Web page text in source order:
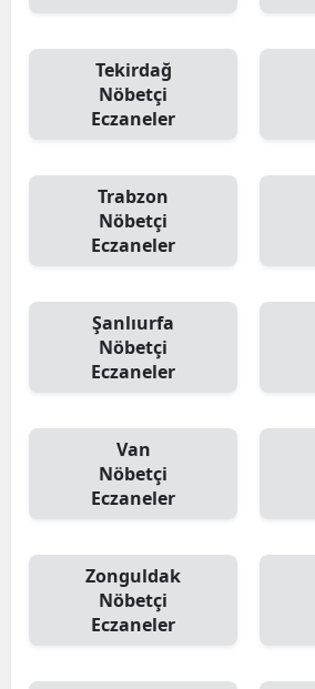
Tekirdağ
Nöbetçi
Eczaneler
Trabzon
Nöbetçi
Eczaneler
Şanlıurfa
Nöbetçi
Eczaneler
Van
Nöbetçi
Eczaneler
Zonguldak
Nöbetçi
Eczaneler